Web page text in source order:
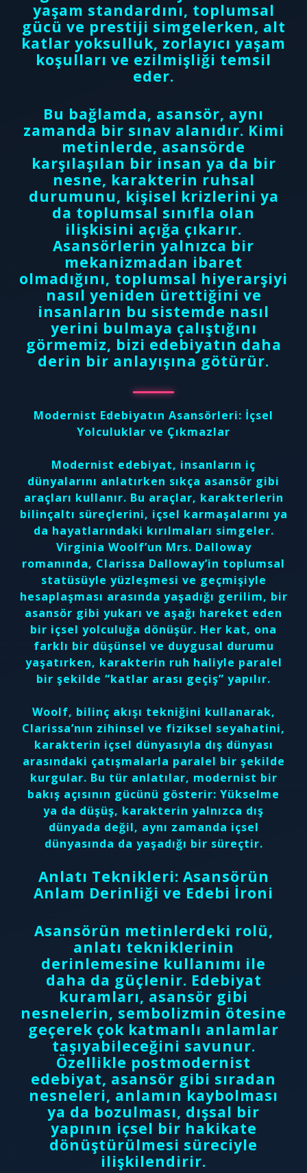
yaşam standardını, toplumsal
gücü ve prestiji simgelerken, alt
katlar yoksulluk, zorlayıcı yaşam
koşulları ve ezilmişliği temsil
eder.
Bu bağlamda, asansör, aynı
zamanda bir sınav alanıdır. Kimi
metinlerde, asansörde
karşılaşılan bir insan ya da bir
nesne, karakterin ruhsal
durumunu, kişisel krizlerini ya
da toplumsal sınıfla olan
ilişkisini açığa çıkarır.
Asansörlerin yalnızca bir
mekanizmadan ibaret
olmadığını, toplumsal hiyerarşiyi
nasıl yeniden ürettiğini ve
insanların bu sistemde nasıl
yerini bulmaya çalıştığını
görmemiz, bizi edebiyatın daha
derin bir anlayışına götürür.
Modernist Edebiyatın Asansörleri: İçsel
Yolculuklar ve Çıkmazlar
Modernist edebiyat, insanların iç
dünyalarını anlatırken sıkça asansör gibi
araçları kullanır. Bu araçlar, karakterlerin
bilinçaltı süreçlerini, içsel karmaşalarını ya
da hayatlarındaki kırılmaları simgeler.
Virginia Woolf’un Mrs. Dalloway
romanında, Clarissa Dalloway’in toplumsal
statüsüyle yüzleşmesi ve geçmişiyle
hesaplaşması arasında yaşadığı gerilim, bir
asansör gibi yukarı ve aşağı hareket eden
bir içsel yolculuğa dönüşür. Her kat, ona
farklı bir düşünsel ve duygusal durumu
yaşatırken, karakterin ruh haliyle paralel
bir şekilde “katlar arası geçiş” yapılır.
Woolf, bilinç akışı tekniğini kullanarak,
Clarissa’nın zihinsel ve fiziksel seyahatini,
karakterin içsel dünyasıyla dış dünyası
arasındaki çatışmalarla paralel bir şekilde
kurgular. Bu tür anlatılar, modernist bir
bakış açısının gücünü gösterir: Yükselme
ya da düşüş, karakterin yalnızca dış
dünyada değil, aynı zamanda içsel
dünyasında da yaşadığı bir süreçtir.
Anlatı Teknikleri: Asansörün
Anlam Derinliği ve Edebi İroni
Asansörün metinlerdeki rolü,
anlatı tekniklerinin
derinlemesine kullanımı ile
daha da güçlenir. Edebiyat
kuramları, asansör gibi
nesnelerin, sembolizmin ötesine
geçerek çok katmanlı anlamlar
taşıyabileceğini savunur.
Özellikle postmodernist
edebiyat, asansör gibi sıradan
nesneleri, anlamın kaybolması
ya da bozulması, dışsal bir
yapının içsel bir hakikate
dönüştürülmesi süreciyle
ilişkilendirir.